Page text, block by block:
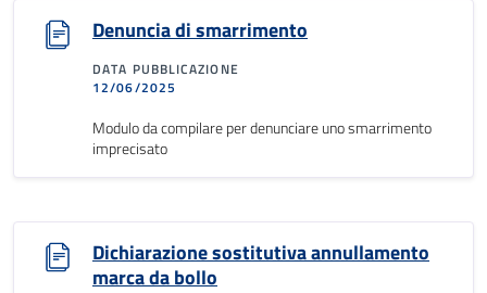
Denuncia di smarrimento
DATA PUBBLICAZIONE
12/06/2025
Modulo da compilare per denunciare uno smarrimento
imprecisato
Dichiarazione sostitutiva annullamento
marca da bollo